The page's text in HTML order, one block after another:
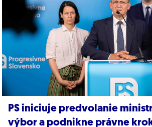
PS iniciuje predvolanie
výbor a podnikne právne